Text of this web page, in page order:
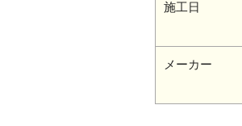
施工日
メーカー